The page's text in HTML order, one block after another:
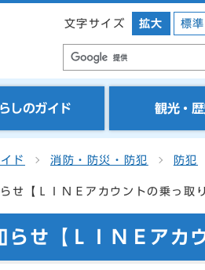
文字サイズ 拡大 標準
しのガイド 観光・
ド 消防・防災・防犯 防犯
せ【ＬＩＮＥアカウントの乗っ取
せ【ＬＩＮＥアカ